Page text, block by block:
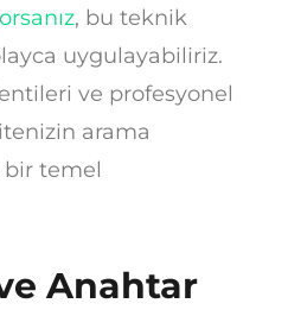
, bu teknik
uygulayabiliriz.
ve profesyonel
arama
bir temel
Anahtar